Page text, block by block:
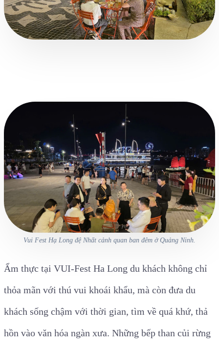
Vui Fest Hạ Long đệ Nhất cảnh quan ban đêm ở Quảng Ninh.
Ẩm thực tại VUI-Fest Ha Long du khách không chỉ
thỏa mãn với thú vui khoái khẩu, mà còn đưa du
khách sống chậm với thời gian, tìm về quá khứ, thả
hồn vào văn hóa ngàn xưa. Những bếp than củi rừng